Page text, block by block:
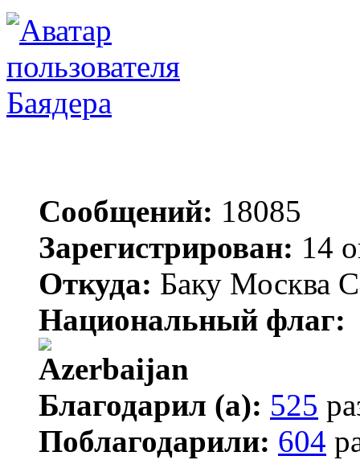
Баядера
Сообщений: 18085
Зарегистрирован: 14
Откуда: Баку Москва
Национальный флаг:
Благодарил (а): 525
Поблагодарили: 604